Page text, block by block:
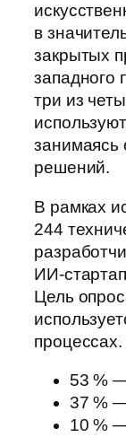
в
закрытых
западного
три из
занимаясь
решений.
В рамках
244
Цель
53 %
37 %
10 %